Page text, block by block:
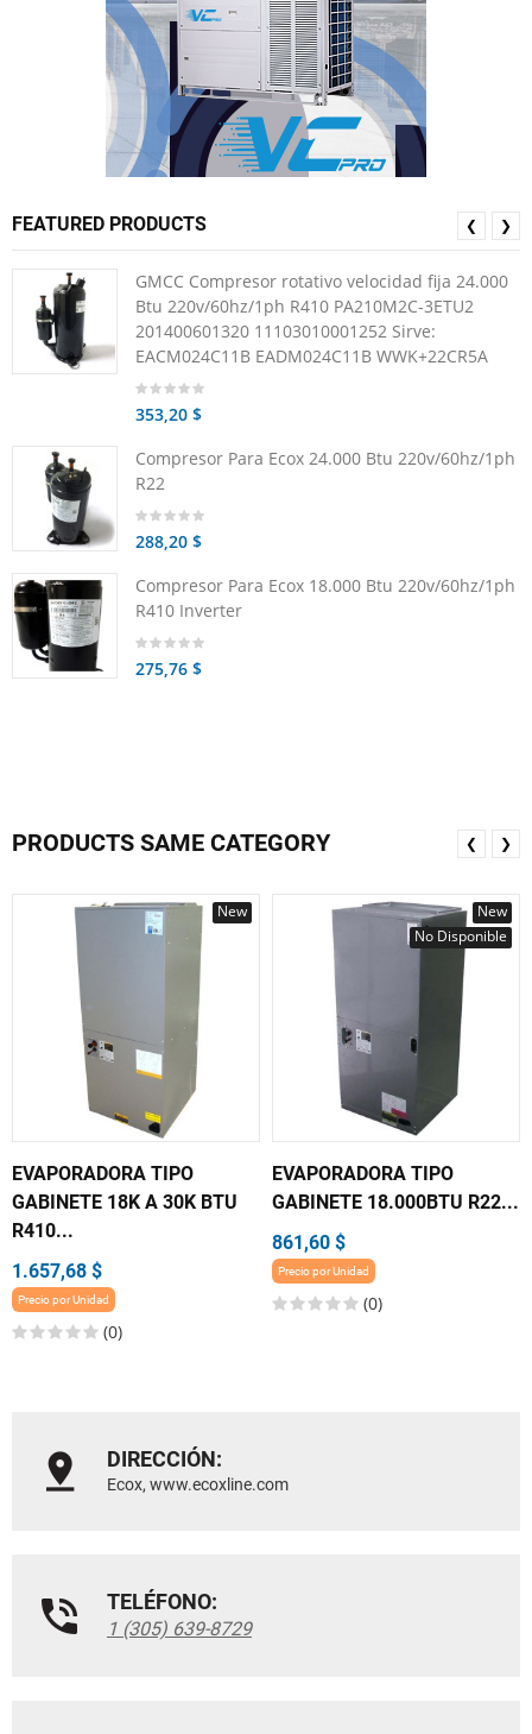
FEATURED PRODUCTS
GMCC Compresor rotativo velocidad fija 24.000
Btu 220v/60hz/1ph R410 PA210M2C-3ETU2
201400601320 11103010001252 Sirve:
EACM024C11B EADM024C11B WWK+22CR5A
353,20 $
Compresor Para Ecox 24.000 Btu 220v/60hz/1ph
R22
288,20 $
Compresor Para Ecox 18.000 Btu 220v/60hz/1ph
R410 Inverter
275,76 $
❮ ❯
PRODUCTS SAME CATEGORY
New
EVAPORADORA TIPO
GABINETE 18K A 30K BTU
R410...
1.657,68 $
Precio por Unidad
(0)
New
No Disponible
EVAPORADORA TIPO
GABINETE 18.000BTU R22...
861,60 $
Precio por Unidad
(0)
❮ ❯
DIRECCIÓN:
Ecox, www.ecoxline.com
TELÉFONO:
1 (305) 639-8729